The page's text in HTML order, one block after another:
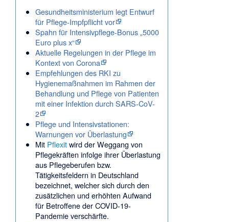
Gesundheitsministerium legt Entwurf
für Pflege-Impfpflicht vor
Spahn für Intensivpflege-Bonus „5000
Euro plus x“
Aktuelle Regelungen in der Pflege im
Kontext von Corona
Empfehlungen des RKI zu
Hygienemaßnahmen im Rahmen der
Behandlung und Pflege von Patienten
mit einer Infektion durch SARS-CoV-
2
Pflege und Intensivstationen:
Warnungen vor Überlastung
Mit Pflexitwird der Weggang von
Pflegekräften infolge ihrer Überlastung
aus Pflegeberufen bzw.
Tätigkeitsfeldern in Deutschland
bezeichnet, welcher sich durch den
zusätzlichen und erhöhten Aufwand
für Betroffene der COVID-19-
Pandemie verschärfte.